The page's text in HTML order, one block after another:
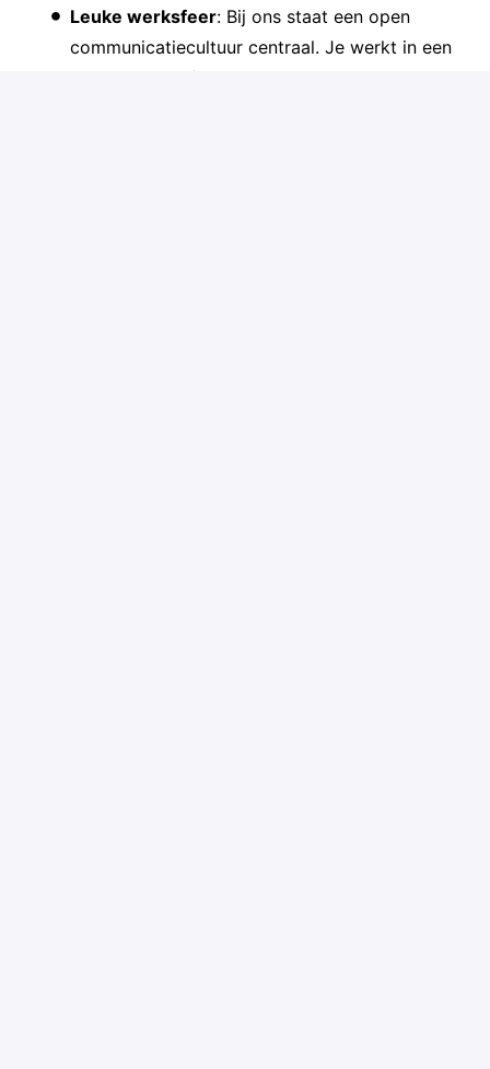
Leuke werksfeer: Bij ons staat een open
communicatiecultuur centraal. Je werkt in een
gezellige en informele werkomgeving waarin